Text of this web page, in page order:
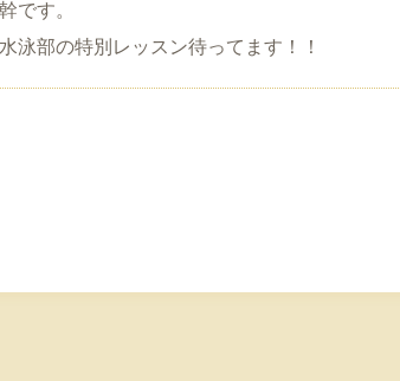
です。
泳部の特別レッスン待ってます！！